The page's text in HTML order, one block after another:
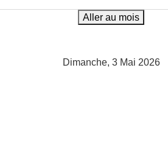
Aller au mois
Dimanche, 3 Mai 2026